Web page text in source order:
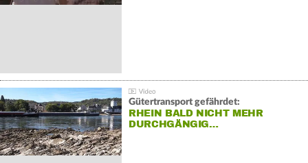
Gütertransport gefährdet:
RHEIN BALD NICHT MEHR
DURCHGÄNGIG…